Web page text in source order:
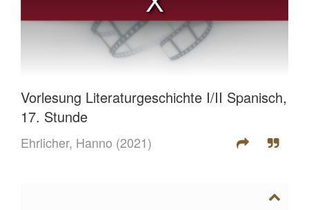
Vorlesung Literaturgeschichte I/II Spanisch,
17. Stunde
Ehrlicher, Hanno (2021)